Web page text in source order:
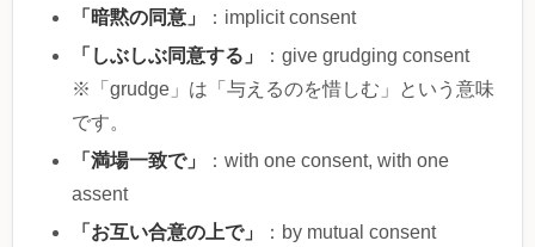
「暗黙の同意」 ：implicit consent
「しぶしぶ同意する」
：give grudging consent
※「grudge」は「与えるのを惜しむ」という意味
です。
「満場一致で」
：with one consent, with one
assent
「お互い合意の上で」
：by mutual consent